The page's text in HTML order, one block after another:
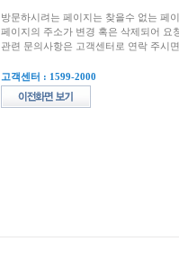
방문하시려는 페이지는 찾을수 없는 페
페이지의 주소가 변경 혹은 삭제되어 요
관련 문의사항은 고객센터로 연락 주시
고객센터 : 1599-2000